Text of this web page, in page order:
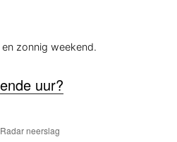
zonnig weekend.
uur?